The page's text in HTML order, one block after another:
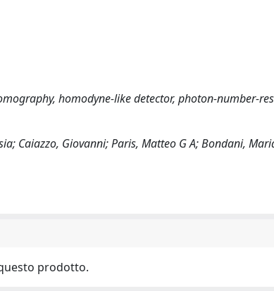
homodyne-like detector, photon-number-
Caiazzo, Giovanni; Paris, Matteo G A; Bondani,
prodotto.